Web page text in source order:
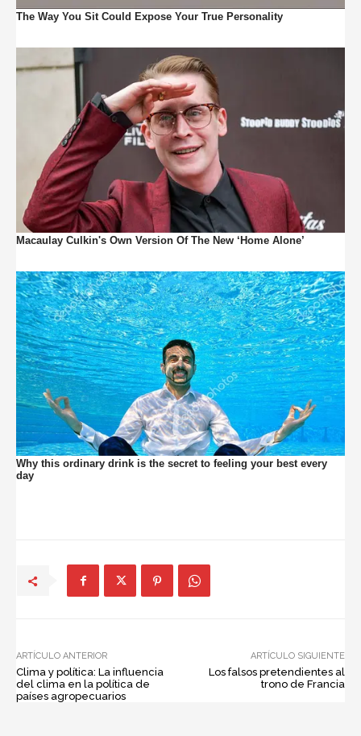
ARTÍCULO ANTERIOR
Clima y política: La influencia
del clima en la política de
países agropecuarios
ARTÍCULO SIGUIENTE
Los falsos pretendientes al
trono de Francia